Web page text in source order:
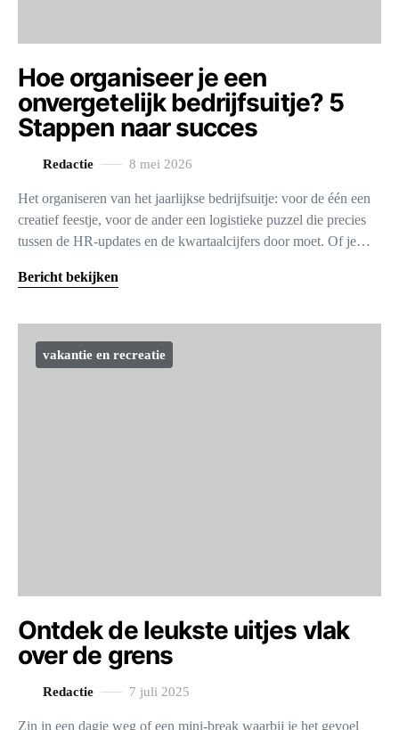
Hoe organiseer je een
onvergetelijk bedrijfsuitje? 5
Stappen naar succes
Redactie 8 mei 2026
Het organiseren van het jaarlijkse bedrijfsuitje: voor de één een
creatief feestje, voor de ander een logistieke puzzel die precies
tussen de HR-updates en de kwartaalcijfers door moet. Of je…
Bericht bekijken
vakantie en recreatie
Ontdek de leukste uitjes vlak
over de grens
Redactie 7 juli 2025
Zin in een dagje weg of een mini-break waarbij je het gevoel